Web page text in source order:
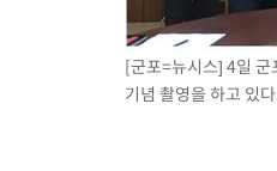
[속보]코스닥, 2.86포
[속보]코스피, 6200선
[속보]원·달러 환율,
[속보] 노원서 40.1도
[군포=뉴시스] 4일 군
기념 촬영을 하고 있